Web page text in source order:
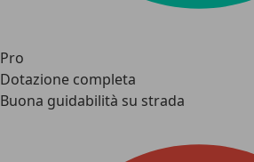
Pro
Dotazione completa
Buona guidabilità su strada